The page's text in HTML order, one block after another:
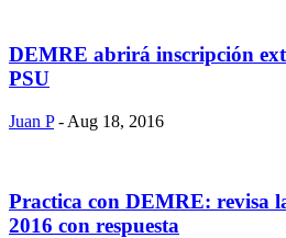
DEMRE abrirá inscripción
PSU
Juan P - Aug 18, 2016
Practica con DEMRE: revisa
2016 con respuesta